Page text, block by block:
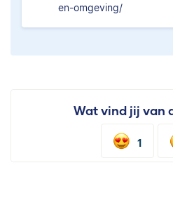
en-omgeving/
Wat vind jij van
1